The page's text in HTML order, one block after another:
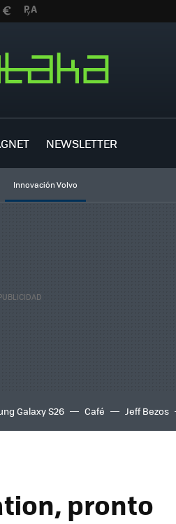
NEWSLETTER
Innovación Volvo
Galaxy S26 Café Jeff Bezos
pronto